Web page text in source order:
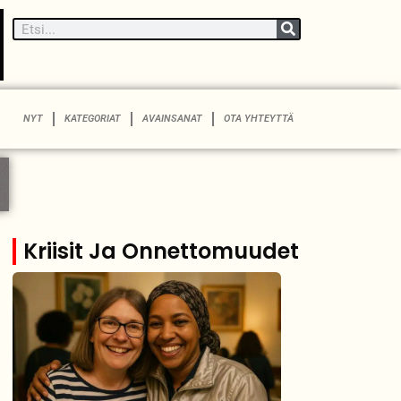
NYT KATEGORIAT AVAINSANAT OTA YHTEYTTÄ
Kriisit Ja Onnettomuudet